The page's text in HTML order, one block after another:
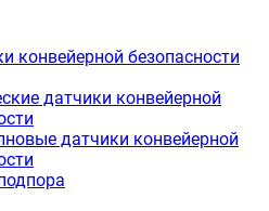
конвейерной безопасности
датчики конвейерной
датчики конвейерной